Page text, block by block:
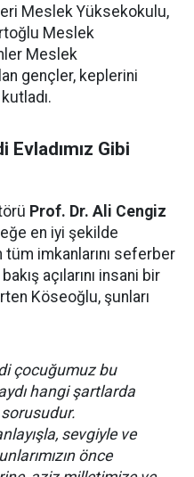
Meslek Yüksekokulu,
Meslek
Meslek
gençler, keplerini
Gibi
Prof. Dr. Ali Cengiz
en iyi şekilde
imkanlarını seferber
açılarını insani bir
Köseoğlu, şunları
çocuğumuz bu
hangi şartlarda
sevgiyle ve
önce